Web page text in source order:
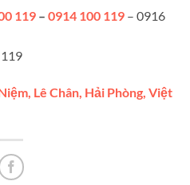
119 – 0914 100 119 – 0916
Lê Chân, Hải Phòng, Việt